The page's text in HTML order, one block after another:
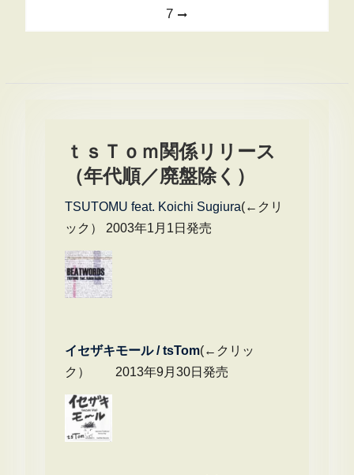
ゲ
7
ｔｓＴｏｍ関係リリース
（年代順／廃盤除く）
TSUTOMU feat. Koichi Sugiura(←クリ
ック） 2003年1月1日発売
イセザキモール / tsTom(←クリッ
ク） 2013年9月30日発売